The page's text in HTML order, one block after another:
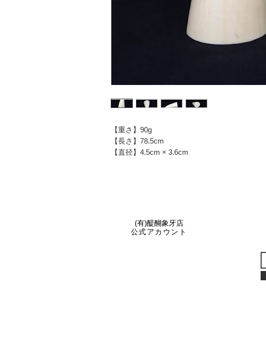
【重さ】90g
【長さ】78.5cm
【直径】4.5cm × 3.6cm
​(有)醍醐象牙店
公式アカウント